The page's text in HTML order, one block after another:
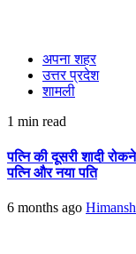
अपना शहर
उत्तर प्रदेश
शामली
1 min read
पत्नि की दूसरी शादी
पत्नि और नया पति
6 months ago